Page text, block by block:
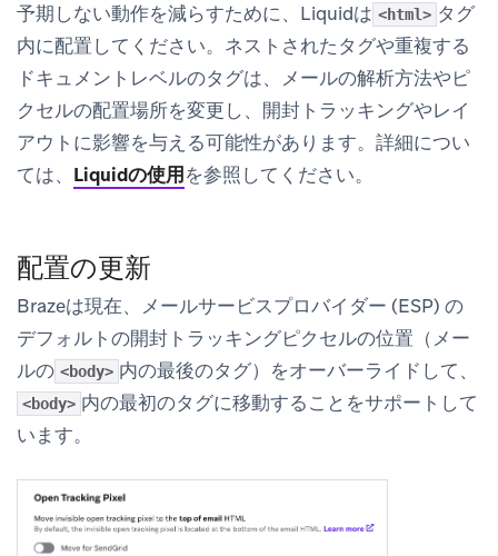
予期しない動作を減らすために、Liquidは <html> タグ
内に配置してください。ネストされたタグや重複する
ドキュメントレベルのタグは、メールの解析方法やピ
クセルの配置場所を変更し、開封トラッキングやレイ
アウトに影響を与える可能性があります。詳細につい
ては、 Liquidの使用を参照してください。
配置の更新
Brazeは現在、メールサービスプロバイダー (ESP) の
デフォルトの開封トラッキングピクセルの位置（メー
ルの <body> 内の最後のタグ）をオーバーライドして、
<body> 内の最初のタグに移動することをサポートして
います。